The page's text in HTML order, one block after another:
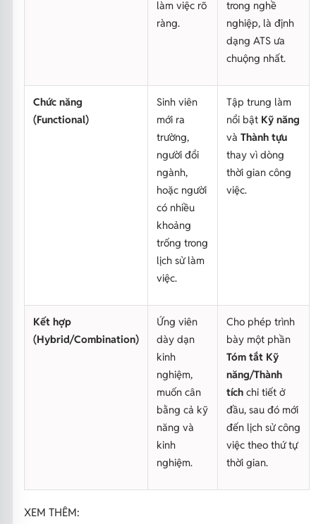
làm việc rõ
ràng.
trong nghề
nghiệp, là định
dạng ATS ưa
chuộng nhất.
Chức năng
(Functional)
Sinh viên
mới ra
trường,
người đổi
ngành,
hoặc người
có nhiều
khoảng
trống trong
lịch sử làm
việc.
Tập trung làm
nổi bật Kỹ năng
và Thành tựu
thay vì dòng
thời gian công
việc.
Kết hợp
(Hybrid/Combination)
Ứng viên
dày dạn
kinh
nghiệm,
muốn cân
bằng cả kỹ
năng và
kinh
nghiệm.
Cho phép trình
bày một phần
Tóm tắt Kỹ
năng/Thành
tíchchi tiết ở
đầu, sau đó mới
đến lịch sử công
việc theo thứ tự
thời gian.
XEM THÊM: